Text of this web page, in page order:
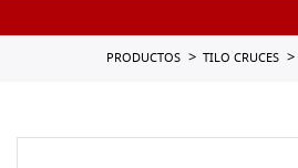
PRODUCTOS TILO CRUCES